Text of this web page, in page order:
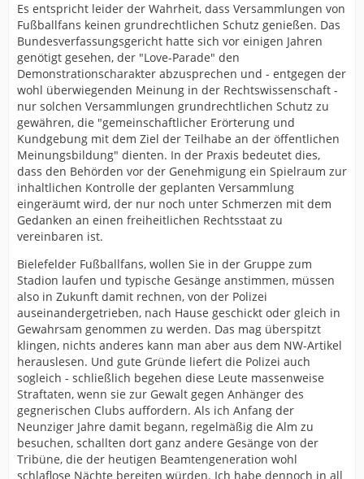
Es entspricht leider der Wahrheit, dass Versammlungen von
Fußballfans keinen grundrechtlichen Schutz genießen. Das
Bundesverfassungsgericht hatte sich vor einigen Jahren
genötigt gesehen, der "Love-Parade" den
Demonstrationscharakter abzusprechen und - entgegen der
wohl überwiegenden Meinung in der Rechtswissenschaft -
nur solchen Versammlungen grundrechtlichen Schutz zu
gewähren, die "gemeinschaftlicher Erörterung und
Kundgebung mit dem Ziel der Teilhabe an der öffentlichen
Meinungsbildung" dienten. In der Praxis bedeutet dies,
dass den Behörden vor der Genehmigung ein Spielraum zur
inhaltlichen Kontrolle der geplanten Versammlung
eingeräumt wird, der nur noch unter Schmerzen mit dem
Gedanken an einen freiheitlichen Rechtsstaat zu
vereinbaren ist.
Bielefelder Fußballfans, wollen Sie in der Gruppe zum
Stadion laufen und typische Gesänge anstimmen, müssen
also in Zukunft damit rechnen, von der Polizei
auseinandergetrieben, nach Hause geschickt oder gleich in
Gewahrsam genommen zu werden. Das mag überspitzt
klingen, nichts anderes kann man aber aus dem NW-Artikel
herauslesen. Und gute Gründe liefert die Polizei auch
sogleich - schließlich begehen diese Leute massenweise
Straftaten, wenn sie zur Gewalt gegen Anhänger des
gegnerischen Clubs auffordern. Als ich Anfang der
Neunziger Jahre damit begann, regelmäßig die Alm zu
besuchen, schallten dort ganz andere Gesänge von der
Tribüne, die der heutigen Beamtengeneration wohl
schlaflose Nächte bereiten würden. Ich habe dennoch in all